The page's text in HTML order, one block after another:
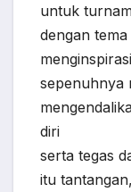
untuk
dengan
sepenuhnya
diri
serta tegas
itu